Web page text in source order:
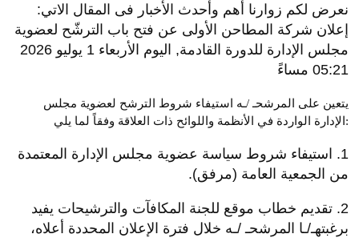
نعرض لكم زوارنا أهم وأحدث الأخبار فى المقال الاتي:
إعلان شركة المطاحن الأولى عن فتح باب الترشّح لعضوية
مجلس الإدارة للدورة القادمة, اليوم الأربعاء 1 يوليو 2026
05:21 مساءً
يتعين على المرشحـ /ـه استيفاء شروط الترشح لعضوية مجلس
الإدارة الواردة في الأنظمة واللوائح ذات العلاقة وفقاً لما يلي:
1. استيفاء شروط سياسة عضوية مجلس الإدارة المعتمدة
من الجمعية العامة (مرفق).
2. تقديم خطاب موقع للجنة المكافآت والترشيحات يفيد
برغبتهـ/ـا المرشحـ /ـه خلال فترة الإعلان المحددة أعلاه،